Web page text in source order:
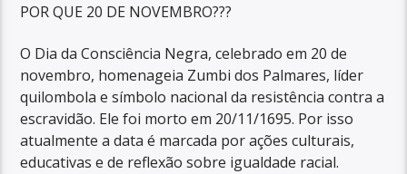
POR QUE 20 DE NOVEMBRO???
O Dia da Consciência Negra, celebrado em 20 de
novembro, homenageia Zumbi dos Palmares, líder
quilombola e símbolo nacional da resistência contra a
escravidão. Ele foi morto em 20/11/1695. Por isso
atualmente a data é marcada por ações culturais,
educativas e de reflexão sobre igualdade racial.